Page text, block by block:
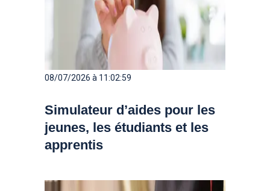
08/07/2026 à 11:02:59
Simulateur d’aides pour les
jeunes, les étudiants et les
apprentis